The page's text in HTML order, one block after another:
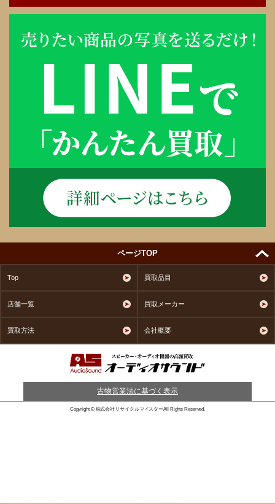
ページTOP
Top 買取品目
店舗一覧 買取メーカー
買取方法 会社概要
古物営業法に基づく表示
Copyright © 株式会社リサイクルマイスターAll Rights Reserved.